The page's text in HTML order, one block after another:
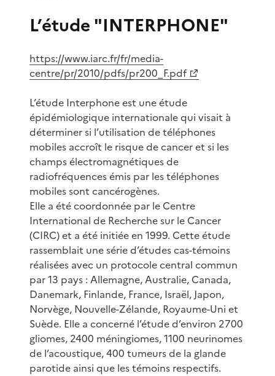
L’étude "INTERPHONE"
https://www.iarc.fr/fr/media-
centre/pr/2010/pdfs/pr200_F.pdf
L’étude Interphone est une étude
épidémiologique internationale qui visait à
déterminer si l’utilisation de téléphones
mobiles accroît le risque de cancer et si les
champs électromagnétiques de
radiofréquences émis par les téléphones
mobiles sont cancérogènes.
Elle a été coordonnée par le Centre
International de Recherche sur le Cancer
(CIRC) et a été initiée en 1999. Cette étude
rassemblait une série d’études cas-témoins
réalisées avec un protocole central commun
par 13 pays : Allemagne, Australie, Canada,
Danemark, Finlande, France, Israël, Japon,
Norvège, Nouvelle-Zélande, Royaume-Uni et
Suède. Elle a concerné l’étude d’environ 2700
gliomes, 2400 méningiomes, 1100 neurinomes
de l’acoustique, 400 tumeurs de la glande
parotide ainsi que les témoins respectifs.